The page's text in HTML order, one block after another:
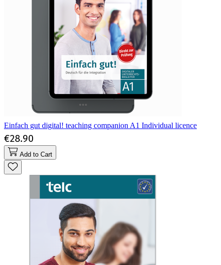
Einfach gut digital! teaching companion A1 Individual licence
€28.90
Add to Cart